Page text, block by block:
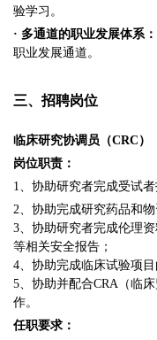
验学习。
· 多通道的职业发展体系：
职业发展通道。
三、招聘岗位
临床研究协调员（CRC）
岗位职责：
1、协助研究者完成受试
2、协助完成研究药品和
3、协助研究者完成伦理
等相关安全报告；
4、协助完成临床试验项
5、协助并配合CRA（临
作。
任职要求：